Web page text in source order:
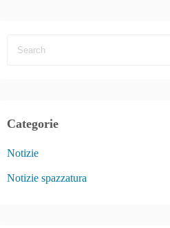
Categorie
Notizie
Notizie spazzatura